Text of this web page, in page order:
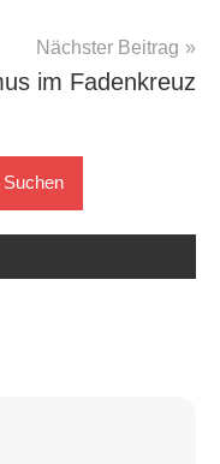
Nächster Beitrag
im Fadenkreuz
Suchen